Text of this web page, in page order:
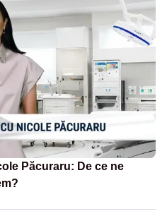
Păcuraru: De ce ne